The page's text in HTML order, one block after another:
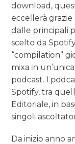
download,
eccellerà grazie
dalle principali
scelto da
“compilation”
mixa in
podcast. I
Spotify, tra
Editoriale, in
singoli
Da inizio anno